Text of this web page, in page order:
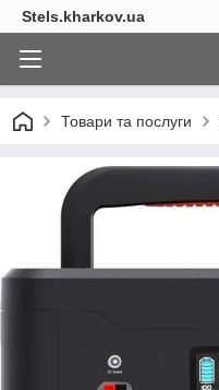
Stels.kharkov.ua
Товари та послуги